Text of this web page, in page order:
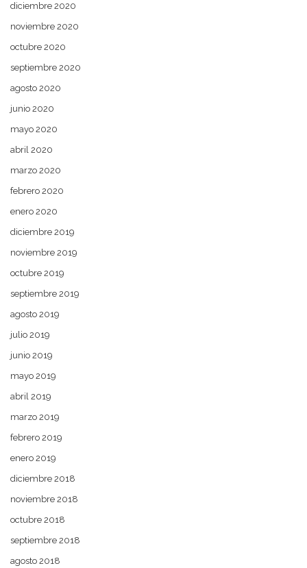
diciembre 2020
noviembre 2020
octubre 2020
septiembre 2020
agosto 2020
junio 2020
mayo 2020
abril 2020
marzo 2020
febrero 2020
enero 2020
diciembre 2019
noviembre 2019
octubre 2019
septiembre 2019
agosto 2019
julio 2019
junio 2019
mayo 2019
abril 2019
marzo 2019
febrero 2019
enero 2019
diciembre 2018
noviembre 2018
octubre 2018
septiembre 2018
agosto 2018